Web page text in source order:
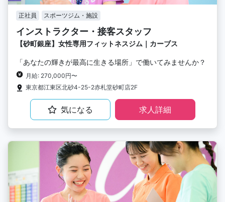
正社員 スポーツジム・施設
インストラクター・接客スタッフ
【砂町銀座】女性専用フィットネスジム｜カーブス
「あなたの輝きが最高に生きる場所」で働いてみませんか？
月給: 270,000円〜
東京都江東区北砂4-25-2赤札堂砂町店2F
気になる 求人詳細